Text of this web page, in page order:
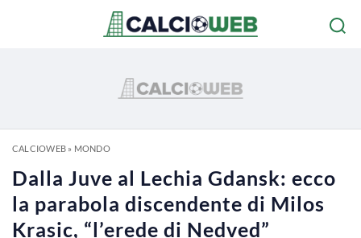
CALCIOWEB» MONDO
Dalla Juve al Lechia Gdansk: ecco
la parabola discendente di Milos
Krasic, “l’erede di Nedved”